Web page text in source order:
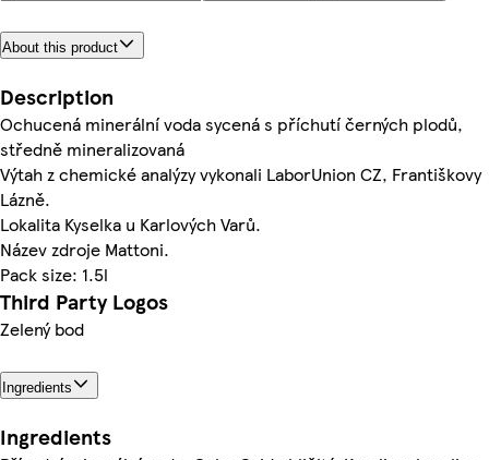
About this product
Description
Ochucená minerální voda sycená s příchutí černých plodů,
středně mineralizovaná
Výtah z chemické analýzy vykonali LaborUnion CZ, Františkovy
Lázně.
Lokalita Kyselka u Karlových Varů.
Název zdroje Mattoni.
Pack size: 1.5l
Third Party Logos
Zelený bod
Ingredients
Ingredients